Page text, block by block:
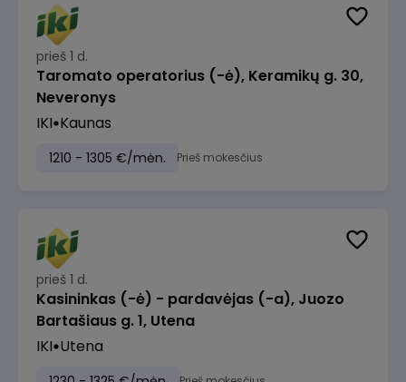
prieš 1 d.
Taromato operatorius (-ė), Keramikų g. 30,
Neveronys
IKI Kaunas
1210 - 1305 €/mėn. Prieš mokesčius
prieš 1 d.
Kasininkas (-ė) - pardavėjas (-a), Juozo
Bartašiaus g. 1, Utena
IKI Utena